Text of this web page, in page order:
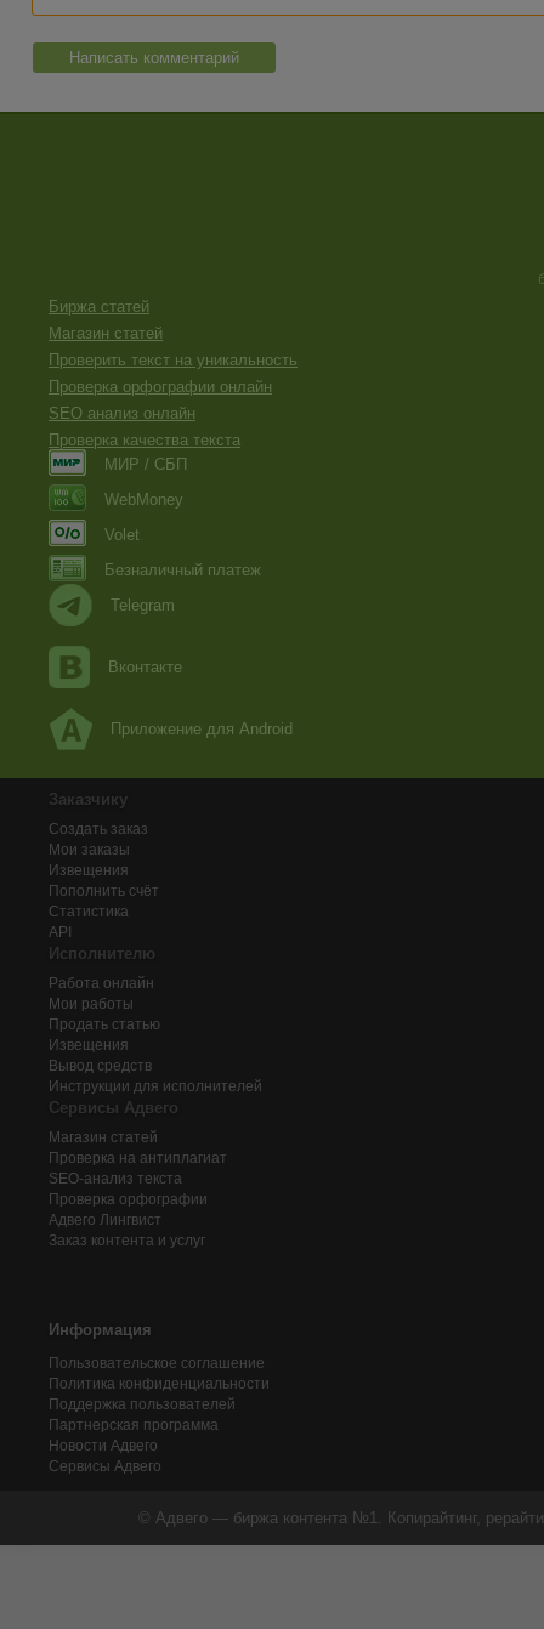
Написать комментарий
Биржа статей
Магазин статей
Проверить текст на уникальность
Проверка орфографии онлайн
SEO анализ онлайн
Проверка качества текста
МИР / СБП
WebMoney
Volet
Безналичный платеж
Telegram
Вконтакте
Приложение для Android
Заказчику
Создать заказ
Мои заказы
Извещения
Пополнить счёт
Статистика
API
Исполнителю
Работа онлайн
Мои работы
Продать статью
Извещения
Вывод средств
Инструкции для исполнителей
Сервисы Адвего
Магазин статей
Проверка на антиплагиат
SEO-анализ текста
Проверка орфографии
Адвего Лингвист
Заказ контента и услуг
Информация
Пользовательское соглашение
Политика конфиденциальности
Поддержка пользователей
Партнерская программа
Новости Адвего
Сервисы Адвего
© Адвего — биржа контента №1. Копирайтинг,